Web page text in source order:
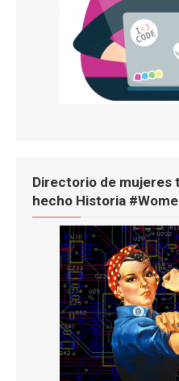
Directorio de mujeres
hecho Historia